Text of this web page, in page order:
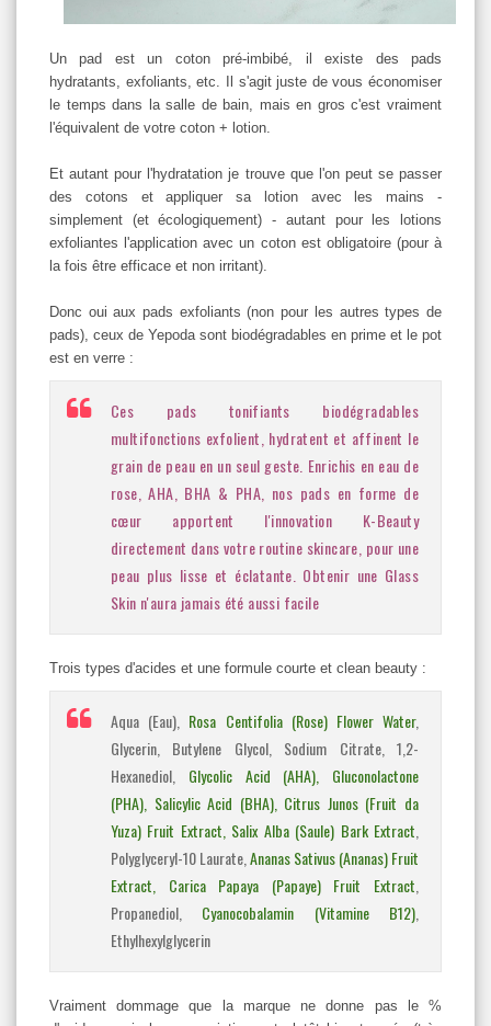
Un pad est un coton pré-imbibé, il existe des pads
hydratants, exfoliants, etc. Il s'agit juste de vous économiser
le temps dans la salle de bain, mais en gros c'est vraiment
l'équivalent de votre coton + lotion.
Et autant pour l'hydratation je trouve que l'on peut se passer
des cotons et appliquer sa lotion avec les mains -
simplement (et écologiquement) - autant pour les lotions
exfoliantes l'application avec un coton est obligatoire (pour à
la fois être efficace et non irritant).
Donc oui aux pads exfoliants (non pour les autres types de
pads), ceux de Yepoda sont biodégradables en prime et le pot
est en verre :
Ces pads tonifiants biodégradables
multifonctions exfolient, hydratent et affinent le
grain de peau en un seul geste. Enrichis en eau de
rose, AHA, BHA & PHA, nos pads en forme de
cœur apportent l'innovation K-Beauty
directement dans votre routine skincare, pour une
peau plus lisse et éclatante. Obtenir une Glass
Skin n'aura jamais été aussi facile
Trois types d'acides et une formule courte et clean beauty :
Aqua (Eau), Rosa Centifolia (Rose) Flower Water,
Glycerin, Butylene Glycol, Sodium Citrate, 1,2-
Hexanediol, Glycolic Acid (AHA), Gluconolactone
(PHA), Salicylic Acid (BHA), Citrus Junos (Fruit da
Yuza) Fruit Extract, Salix Alba (Saule) Bark Extract,
Polyglyceryl-10 Laurate,Ananas Sativus (Ananas) Fruit
Extract, Carica Papaya (Papaye) Fruit Extract,
Propanediol, Cyanocobalamin (Vitamine B12),
Ethylhexylglycerin
Vraiment dommage que la marque ne donne pas le %